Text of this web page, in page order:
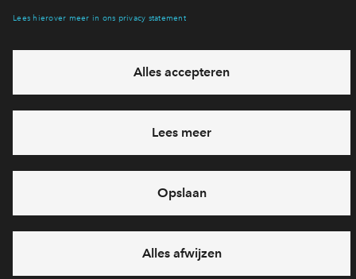
eventuele projecten
Heb je een vraag en wil je direct antwoord? Bel ons op088
71 22 660
vandaag gesloten, maandag zijn we vanaf
09:00 uur weer
bereikbaar
via telefoon